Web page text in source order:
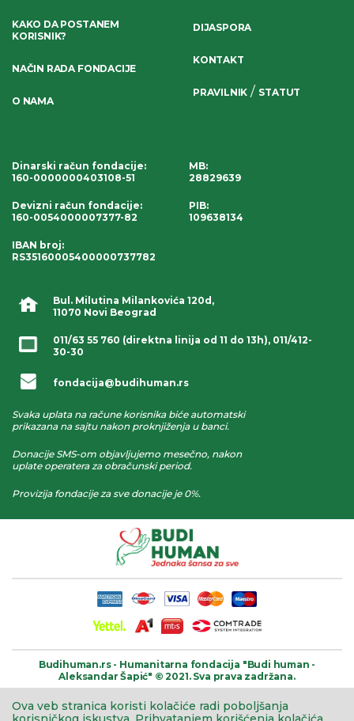
Bul. Milutina Milankovića 120d,
11070 Novi Beograd
011/63 55 760 (direktna linija od 11 do 13h), 011/412-
30-30
fondacija@budihuman.rs
Svaka uplata na račune korisnika biće automatski
prikazana na sajtu nakon proknjiženja u banci.
Donacije SMS-om objavljujemo mesečno, nakon
uplate operatera za obračunski period.
Provizija fondacije za sve donacije je 0%.
KAKO DA POSTANEM
KORISNIK?
NAČIN RADA FONDACIJE
O NAMA
DIJASPORA
KONTAKT
PRAVILNIK / STATUT
Dinarski račun fondacije:
160-0000000403108-51
Devizni račun fondacije:
160-0054000007377-82
IBAN broj:
RS35160005400000737782
MB:
28829639
PIB:
109638134
Budihuman.rs - Humanitarna fondacija "Budi human -
Aleksandar Šapić" © 2021. Sva prava zadržana.
Ova veb stranica koristi kolačiće radi poboljšanja